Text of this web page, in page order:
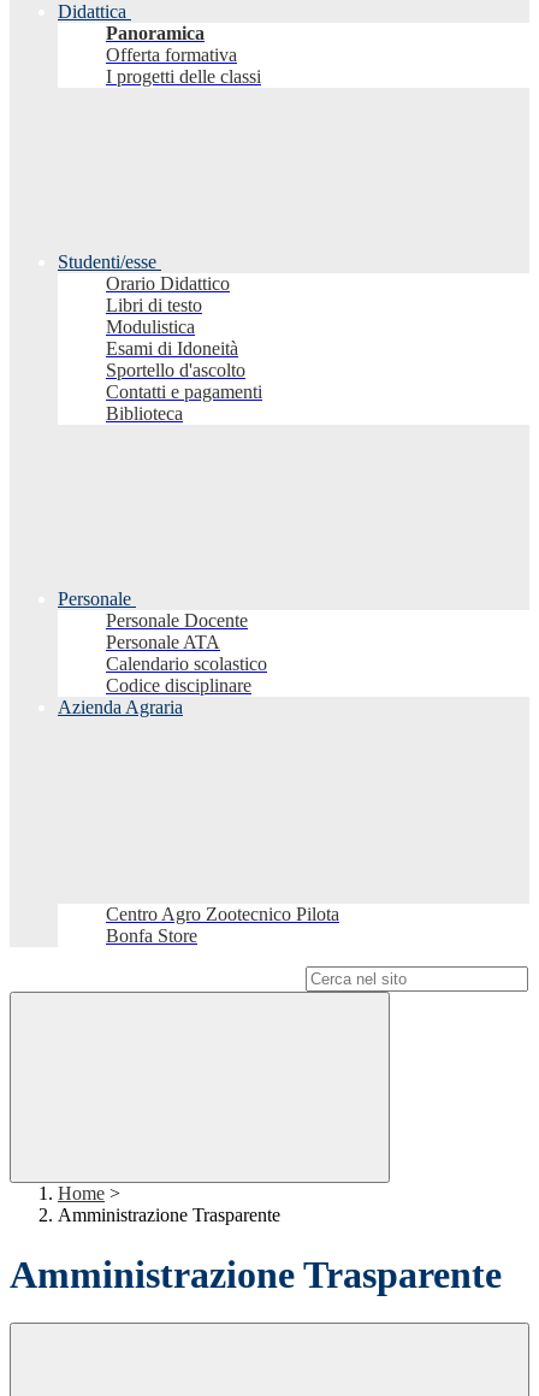
Didattica
Panoramica
Offerta formativa
I progetti delle classi
Studenti/esse
Orario Didattico
Libri di testo
Modulistica
Esami di Idoneità
Sportello d'ascolto
Contatti e pagamenti
Biblioteca
Personale
Personale Docente
Personale ATA
Calendario scolastico
Codice disciplinare
Azienda Agraria
Centro Agro Zootecnico Pilota
Bonfa Store
Home >
Amministrazione Trasparente
Amministrazione Trasparente